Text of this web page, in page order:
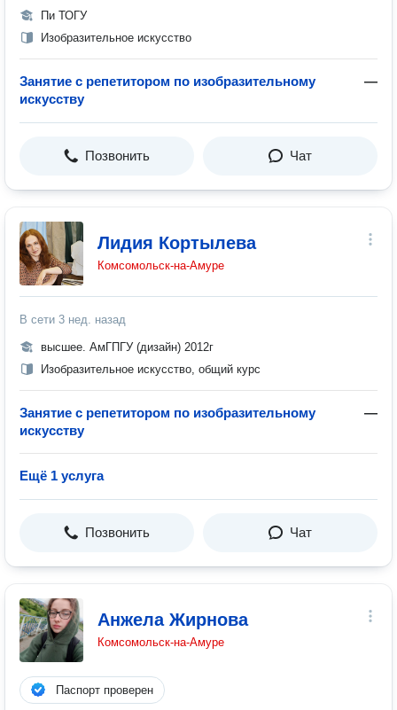
Пи ТОГУ
Изобразительное искусство
Занятие с репетитором по изобразительному
искусству
—
Позвонить Чат
Лидия Кортылева
Комсомольск-на-Амуре
В сети 3 нед. назад
высшее. АмГПГУ (дизайн) 2012г
Изобразительное искусство, общий курс
Занятие с репетитором по изобразительному
искусству
—
Ещё 1 услуга
Позвонить Чат
Анжела Жирнова
Комсомольск-на-Амуре
Паспорт проверен